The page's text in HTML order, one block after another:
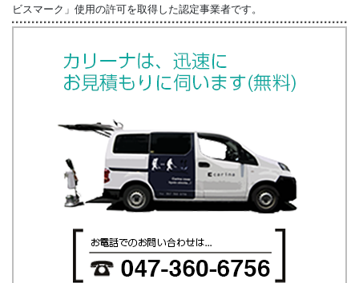
ビスマーク」使用の許可を取得した認定事業者です。